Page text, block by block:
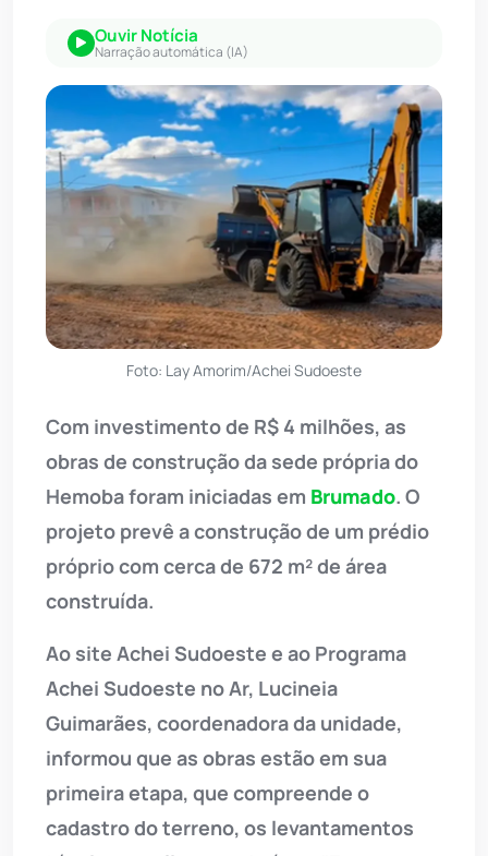
Ouvir Notícia
Narração automática (IA)
Foto: Lay Amorim/Achei Sudoeste
Com investimento de R$ 4 milhões, as
obras de construção da sede própria do
Hemoba foram iniciadas em Brumado. O
projeto prevê a construção de um prédio
próprio com cerca de 672 m² de área
construída.
Ao site Achei Sudoeste e ao Programa
Achei Sudoeste no Ar, Lucineia
Guimarães, coordenadora da unidade,
informou que as obras estão em sua
primeira etapa, que compreende o
cadastro do terreno, os levantamentos